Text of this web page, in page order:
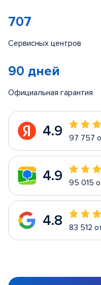
707
Сервисных центров
90 дней
Официальная гарантия
4.9 97 757
4.9 95 015
4.8 83 512